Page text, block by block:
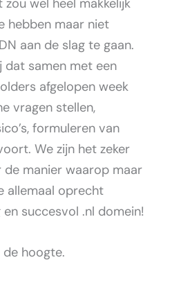
wel heel makkelijk
hebben maar niet
aan de slag te gaan.
dat samen met een
afgelopen week
vragen stellen,
formuleren van
We zijn het zeker
manier waarop maar
allemaal oprecht
succesvol .nl domein!
hoogte.